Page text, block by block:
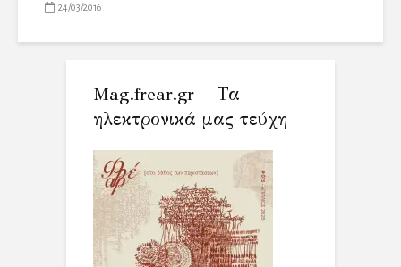
24/03/2016
Mag.frear.gr – Τα
ηλεκτρονικά μας τεύχη